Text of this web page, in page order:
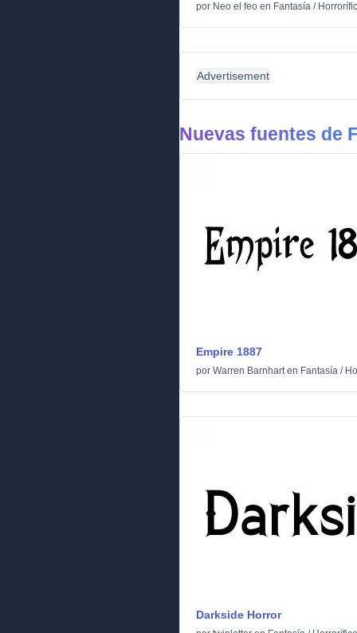
por Neo el feo en Fantasía /
Advertisement
Nuevas fuentes de
Empire 1887
por Warren Barnharten Fantasía /
Darkside Horror